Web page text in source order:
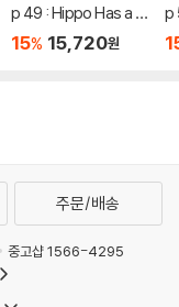
p 49 : Hippo Has a H
at (Paperback Set)
15% 15,720원
p
주문/배송
중고샵 1566-4295